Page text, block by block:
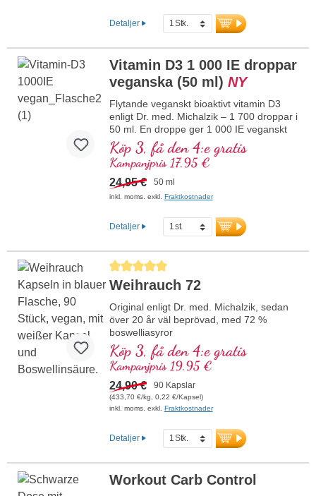
normal benstomme, bidrar till normal
muskelfunktion samt till immunsystemets
utan genteknik i egen kontrollerad
produktion som har funnits i 25 år,
veganskt, utan tillsatser och
mer information om vitamin D3 + K2
Detaljer
Vitamin D3 1 000 IE droppar
veganska (50 ml) NY
Flytande veganskt bioaktivt vitamin D3
enligt Dr. med. Michalzik – 1 700 droppar i
50 ml. En droppe ger 1 000 IE veganskt
vitamin D3. Högsta premiumkvalitet från
högkvalitativa kontrollerade lavar (inte
från alger!) helt växtbaserat, 100 %
veganskt. Löst i skyddande kokos-MCT-
olja, odlad utan pesticider, för bättre
kombination stödjer bibehållandet av
normal benstomme, bidrar till normal
normala funktion. Tillverkat i Tyskland
utan genteknik i egen kontrollerad
produktion som har funnits i 25 år,
veganskt, utan tillsatser och
laboratorietestat. Utvecklat av läkare.
mer information om vitamin D3 + K2
Köp 3, få den 4:e gratis
Kampanjpris 17,95 €
24,95 € 50 ml
inkl. moms. exkl. Fraktkostnader
Detaljer
Genomsnittligt betyg på 5 av 5 stjärnor
Weihrauch 72
Original enligt Dr. med. Michalzik, sedan
över 20 år väl beprövad, med 72 %
boswelliasyror
Köp 3, få den 4:e gratis
Kampanjpris 19,95 €
24,90 € 90 Kapslar
(433,70 €/kg, 0,22 €/Kapsel)
inkl. moms. exkl. Fraktkostnader
Detaljer
Workout Carb Control